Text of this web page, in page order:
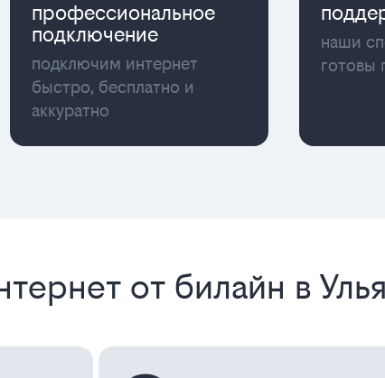
профессиональное
подключение
подключим интернет
быстро, бесплатно и
аккуратно
наши
готовы
от билайн в